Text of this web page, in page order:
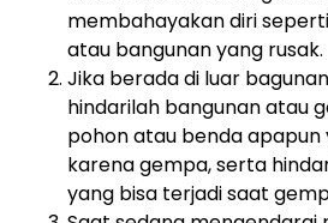
membahayakan diri
atau bangunan yang rusak.
Jika berada di luar
hindarilah bangunan atau
pohon atau benda
karena gempa, serta
yang bisa terjadi saat